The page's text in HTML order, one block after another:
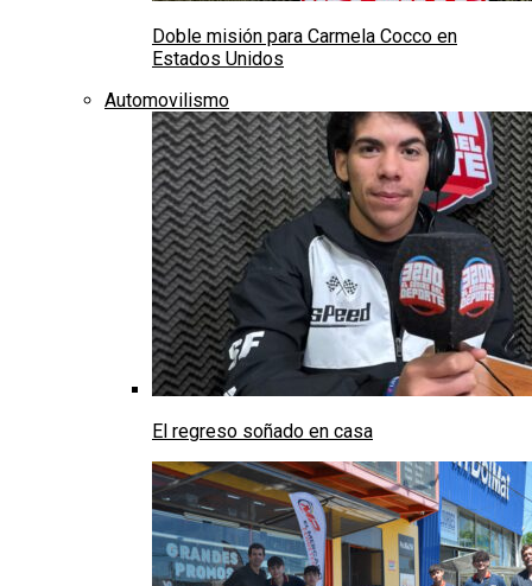
Doble misión para Carmela Cocco en
Estados Unidos
Automovilismo
El regreso soñado en casa